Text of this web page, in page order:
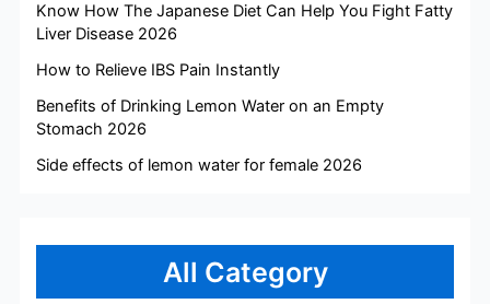
Know How The Japanese Diet Can Help You Fight Fatty
Liver Disease 2026
How to Relieve IBS Pain Instantly
Benefits of Drinking Lemon Water on an Empty
Stomach 2026
Side effects of lemon water for female 2026
All Category